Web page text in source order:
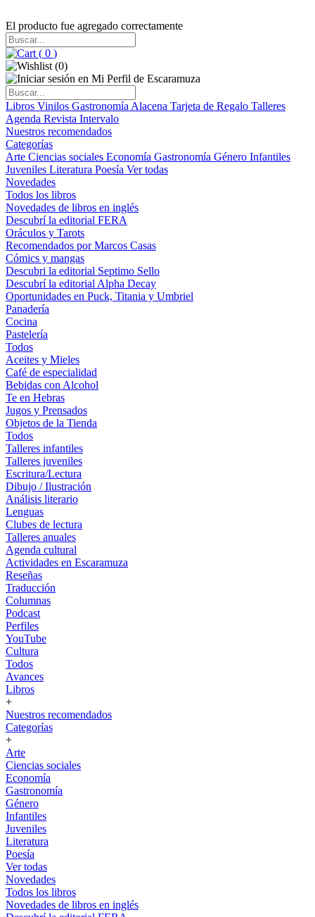
El producto fue agregado correctamente
( 0 )
(0)
Libros Vinilos Gastronomía Alacena Tarjeta de Regalo Talleres
Agenda Revista Intervalo
Nuestros recomendados
Categorías
Arte Ciencias sociales Economía Gastronomía Género Infantiles
Juveniles Literatura Poesía Ver todas
Novedades
Todos los libros
Novedades de libros en inglés
Descubrí la editorial FERA
Oráculos y Tarots
Recomendados por Marcos Casas
Cómics y mangas
Descubri la editorial Septimo Sello
Descubrí la editorial Alpha Decay
Oportunidades en Puck, Titania y Umbriel
Panadería
Cocina
Pastelería
Todos
Aceites y Mieles
Café de especialidad
Bebidas con Alcohol
Te en Hebras
Jugos y Prensados
Objetos de la Tienda
Todos
Talleres infantiles
Talleres juveniles
Escritura/Lectura
Dibujo / Ilustración
Análisis literario
Lenguas
Clubes de lectura
Talleres anuales
Agenda cultural
Actividades en Escaramuza
Reseñas
Traducción
Columnas
Podcast
Perfiles
YouTube
Cultura
Todos
Avances
Libros
+
Nuestros recomendados
Categorías
+
Arte
Ciencias sociales
Economía
Gastronomía
Género
Infantiles
Juveniles
Literatura
Poesía
Ver todas
Novedades
Todos los libros
Novedades de libros en inglés